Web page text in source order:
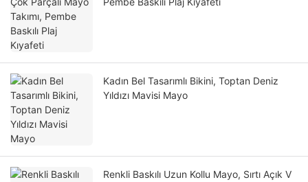
Kadın Bel Tasarımlı Bikini, Toptan Deniz
Yıldızı Mavisi Mayo
Renkli Baskılı Uzun Kollu Mayo, Sırtı Açık V